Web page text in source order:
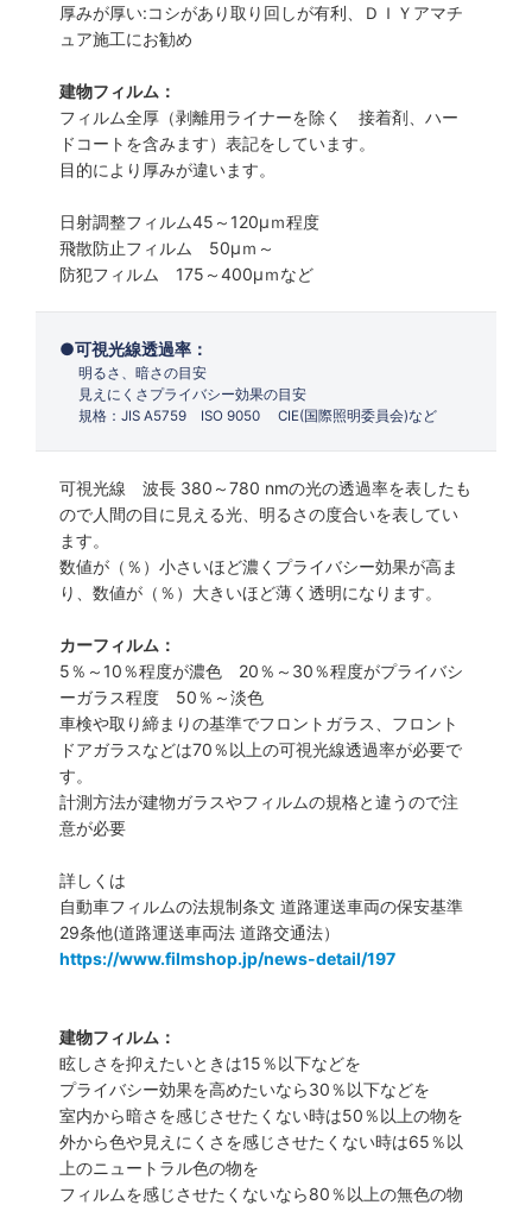
厚みが厚い:コシがあり取り回しが有利、ＤＩＹアマチ
ュア施工にお勧め
建物フィルム：
フィルム全厚（剥離用ライナーを除く 接着剤、ハー
ドコートを含みます）表記をしています。
目的により厚みが違います。
日射調整フィルム45～120µｍ程度
飛散防止フィルム 50µｍ～
防犯フィルム 175～400µｍなど
可視光線透過率：
明るさ、暗さの目安
見えにくさプライバシー効果の目安
規格：JIS A5759 ISO 9050 CIE(国際照明委員会)など
可視光線 波長 380～780 nmの光の透過率を表したも
ので人間の目に見える光、明るさの度合いを表してい
ます。
数値が（％）小さいほど濃くプライバシー効果が高ま
り、数値が（％）大きいほど薄く透明になります。
カーフィルム：
5％～10％程度が濃色 20％～30％程度がプライバシ
ーガラス程度 50％～淡色
車検や取り締まりの基準でフロントガラス、フロント
ドアガラスなどは70％以上の可視光線透過率が必要で
す。
計測方法が建物ガラスやフィルムの規格と違うので注
意が必要
詳しくは
自動車フィルムの法規制条文 道路運送車両の保安基準
29条他(道路運送車両法 道路交通法）
https://www.filmshop.jp/news-detail/197
建物フィルム：
眩しさを抑えたいときは15％以下などを
プライバシー効果を高めたいなら30％以下などを
室内から暗さを感じさせたくない時は50％以上の物を
外から色や見えにくさを感じさせたくない時は65％以
上のニュートラル色の物を
フィルムを感じさせたくないなら80％以上の無色の物